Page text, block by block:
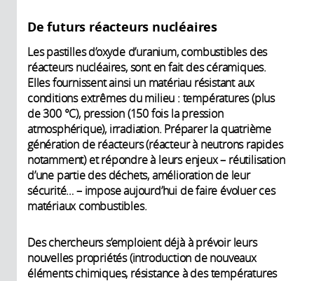
De futurs réacteurs nucléaires
Les pastilles d’oxyde d’uranium, combustibles des
réacteurs nucléaires, sont en fait des céramiques.
Elles fournissent ainsi un matériau résistant aux
conditions extrêmes du milieu : températures (plus
de 300 °C), pression (150 fois la pression
atmosphérique), irradiation. Préparer la quatrième
génération de réacteurs (réacteur à neutrons rapides
notamment) et répondre à leurs enjeux – réutilisation
d’une partie des déchets, amélioration de leur
sécurité… – impose aujourd’hui de faire évoluer ces
matériaux combustibles.
Des chercheurs s’emploient déjà à prévoir leurs
nouvelles propriétés (introduction de nouveaux
éléments chimiques, résistance à des températures